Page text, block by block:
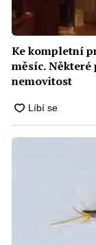
Ke kompletní
měsíc.
nemovitost